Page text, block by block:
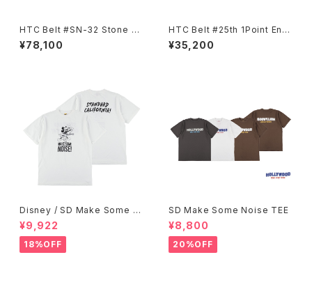
HTC Belt #SN-32 Stone 0.
75
¥78,100
HTC Belt #25th 1Point End
Flower Turquoise 0.75
¥35,200
Disney / SD Make Some N
oise T
¥9,922
18%OFF
SD Make Some Noise TEE
¥8,800
20%OFF